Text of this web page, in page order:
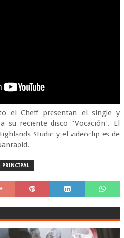
el Cheff presentan el single y
su reciente disco "Vocación". El
Studio y el videoclip es de
PRINCIPAL